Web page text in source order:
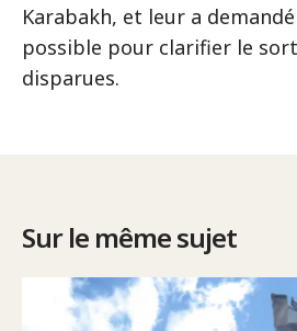
Karabakh, et leur a
possible pour clarifier le
disparues.
Sur le même sujet